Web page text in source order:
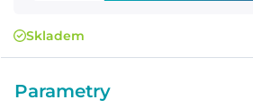
Skladem
Parametry